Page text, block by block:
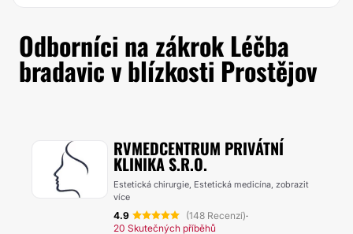
Odborníci na zákrok Léčba
bradavic v blízkosti Prostějov
RVMEDCENTRUM PRIVÁTNÍ
KLINIKA S.R.O.
Estetická chirurgie, Estetická medicína, zobrazit
více
4.9 (148 Recenzí)·
20 Skutečných příběhů